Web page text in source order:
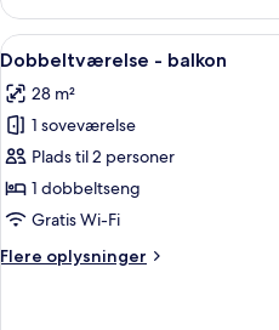
suite
balkon
Indlæs
alle
billeder
af
Dobbeltværelse
-
balkon
9
Dobbeltværelse - balkon
28 m²
1 soveværelse
Plads til 2 personer
1 dobbeltseng
Gratis Wi-Fi
Flere oplysninger
Flere